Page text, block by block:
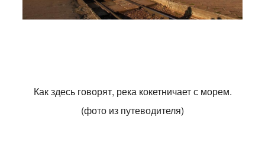
Как здесь говорят, река кокетничает с морем.
(фото из путеводителя)